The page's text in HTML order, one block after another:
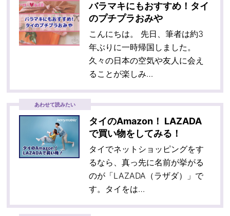
バラマキにもおすすめ！タイ
のプチプラおみや
こんにちは。 先日、筆者は約3
年ぶりに一時帰国しました。
久々の日本の空気や友人に会え
ることが楽しみ…
あわせて読みたい
タイのAmazon！ LAZADA
で買い物をしてみる！
タイでネットショッピングをす
るなら、真っ先に名前が挙がる
のが「LAZADA（ラザダ）」で
す。タイをは…